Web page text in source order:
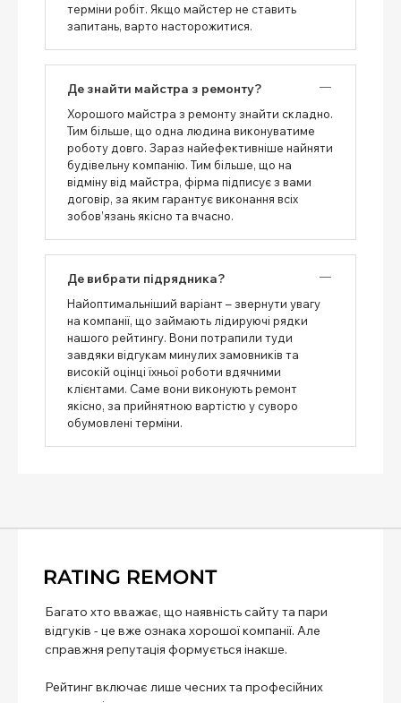
терміни робіт. Якщо майстер не ставить
запитань, варто насторожитися.
Де знайти майстра з ремонту?
Хорошого майстра з ремонту знайти складно.
Тим більше, що одна людина виконуватиме
роботу довго. Зараз найефективніше найняти
будівельну компанію. Тим більше, що на
відміну від майстра, фірма підписує з вами
договір, за яким гарантує виконання всіх
зобов’язань якісно та вчасно.
Де вибрати підрядника?
Найоптимальніший варіант – звернути увагу
на компанії, що займають лідируючі рядки
нашого рейтингу. Вони потрапили туди
завдяки відгукам минулих замовників та
високій оцінці їхньої роботи вдячними
клієнтами. Саме вони виконують ремонт
якісно, ​​за прийнятною вартістю у суворо
обумовлені терміни.
Багато хто вважає, що наявність сайту та пари
відгуків - це вже ознака хорошої компанії. Але
справжня репутація формується інакше.
Рейтинг включає лише чесних та професійних